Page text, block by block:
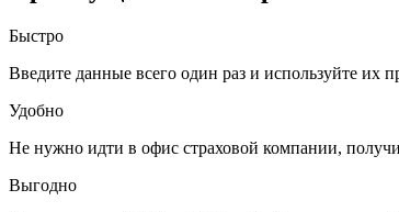
Быстро
Введите данные всего один раз и используйте их
Удобно
Не нужно идти в офис страховой компании,
Выгодно